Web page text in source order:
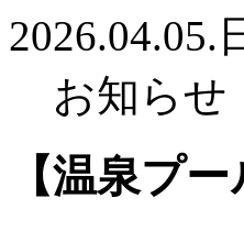
2026.04.05.
お知らせ
【温泉プ